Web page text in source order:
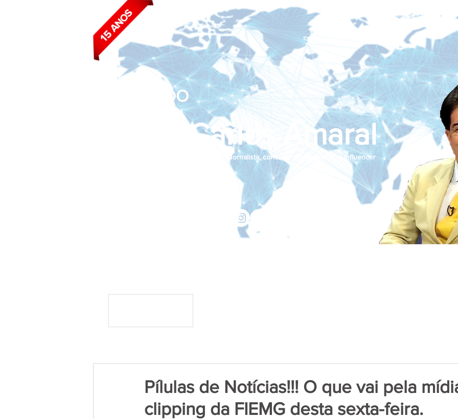
João Carlos Amaral
BLOG DO
Jornalista, consultor de empresas e influencer
Pílulas de Notícias!!! O que vai pela
clipping da FIEMG desta sexta-feira.